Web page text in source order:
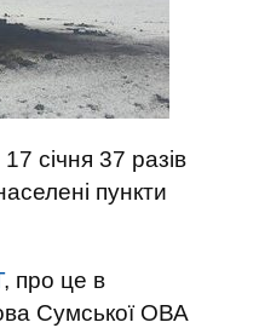
січня 37 разів
пункти
, про це в
Сумської ОВА